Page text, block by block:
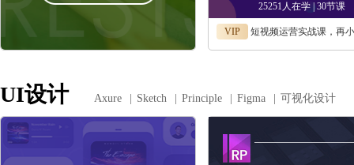
25251人在学 | 30节课
VIP 短视频运营实战课，再小的个体都有
UI设计 Axure Sketch Principle Figma 可视化设计